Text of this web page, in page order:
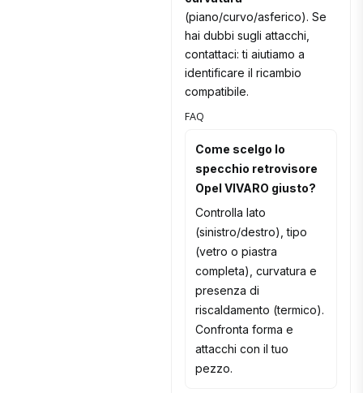
(piano/curvo/asferico). Se
hai dubbi sugli attacchi,
contattaci: ti aiutiamo a
identificare il ricambio
compatibile.
FAQ
Come scelgo lo
specchio retrovisore
Opel VIVARO giusto?
Controlla lato
(sinistro/destro), tipo
(vetro o piastra
completa), curvatura e
presenza di
riscaldamento (termico).
Confronta forma e
attacchi con il tuo
pezzo.